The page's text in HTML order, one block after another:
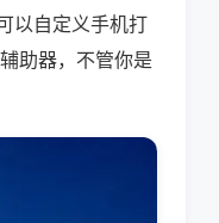
以自定义手机打
助器，不管你是